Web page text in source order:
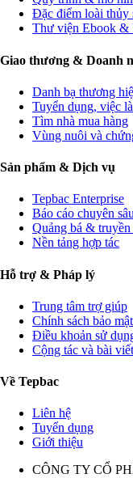
Đặc điểm loài thủy
Thư viện Ebook &
Giao thương & Doanh
Danh bạ thương
Tuyển dụng, việc
Tìm nhà mua hàng
Vùng nuôi và
Sản phẩm & Dịch vụ
Tepbac Enterprise
Báo cáo chuyên sâu
Quảng bá & truyền
Nền tảng hợp tác
Hỗ trợ & Pháp lý
Trung tâm trợ giúp
Chính sách bảo mật
Điều khoản sử
Cộng tác và bài viết
Về Tepbac
Liên hệ
Tuyển dụng
Giới thiệu
CÔNG TY CỔ